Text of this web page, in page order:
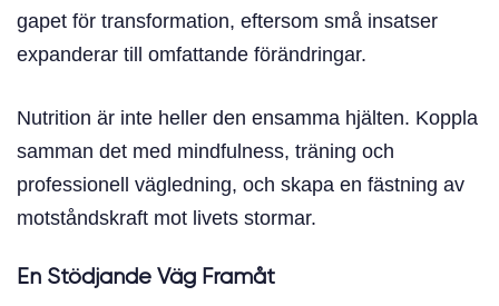
gapet för transformation, eftersom små insatser
expanderar till omfattande förändringar.
Nutrition är inte heller den ensamma hjälten. Koppla
samman det med mindfulness, träning och
professionell vägledning, och skapa en fästning av
motståndskraft mot livets stormar.
En Stödjande Väg Framåt